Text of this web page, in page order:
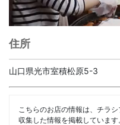
住所
山口県光市室積松原5-3
こちらのお店の情報は、チラ
収集した情報を掲載していま